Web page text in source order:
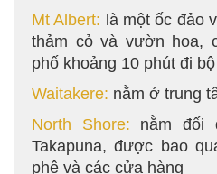
Mt Albert: là một ốc đảo
thảm cỏ và vườn hoa,
phố khoảng 10 phút đi bộ
Waitakere: nằm ở trung
North Shore: nằm đối
Takapuna, được bao
phê và các cửa hàng